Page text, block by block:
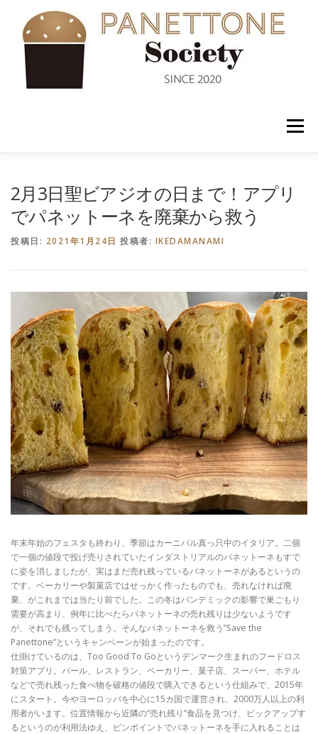
メニュー
2月3日聖ビアジオの日まで！アプリ
でパネットーネを廃棄から救う
投稿日: 2021年1月24日 投稿者: IKEDAMANAMI
年末年始のフェスタも終わり、季節はカーニバル真っ只中のイタリア。二個
で一個の値段で投げ売りされていたインダストリアルのパネットーネもすで
に姿を消しましたが、実はまだ売れ残っているパネットーネがあるというの
です。ベーカリーや製菓店ではせっかく作ったものでも、売れなければ廃
棄、がこれまでは当たり前でした。この冬はパンデミックの影響で巣ごもり
需要が高まり、例年に比べたらパネットーネの売れ残りは少ないようです
が、それでも残ってしまう。そんなパネットーネを救う”Save the
Panettone”というキャンペーンが始まったのです。
仕掛けているのは、Too Good To Goというデンマーク生まれのフードロス
対策アプリ。バール、レストラン、ベーカリー、菓子店、スーパー、ホテル
などで売れ残った食べ物を破格の値段で購入できるという仕組みで、2015年
にスタート。今やヨーロッパを中心に15カ国で運営され、2000万人以上の利
用者がいます。位置情報から近隣の“売れ残り”食品を見つけ、ピックアップす
るというのが利用法ゆえ、ピンポイントでパネットーネを手に入れることは